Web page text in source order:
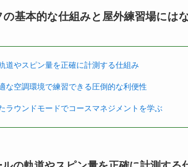
基本的な仕組みと屋外練習場には
道やスピン量を正確に計測する仕組み
な空調環境で練習できる圧倒的な利便性
ラウンドモードでコースマネジメントを学ぶ